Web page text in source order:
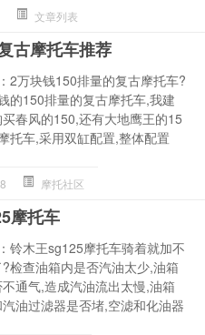
文章列表
古摩托车推荐
2万块钱150排量的复古摩托车?
的150排量的复古摩托车,我建
春风的150,还有大地鹰王的15
托车,采用双缸配置,整体配置
摩托社区
摩托车
铃木王sg125摩托车骑着就加不
检查油箱内是否汽油太少,油箱
通气,造成汽油流出太慢,油箱
油过滤器是否堵,空滤和化油器